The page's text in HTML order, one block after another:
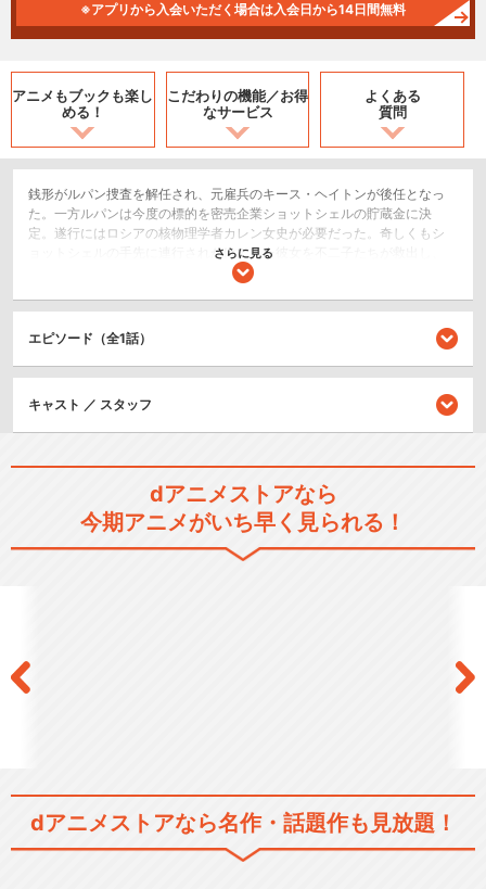
※アプリから入会いただく場合は入会日から14日間無料
アニメもブックも楽し
める！
こだわりの機能／お得
なサービス
よくある
質問
銭形がルパン捜査を解任され、元雇兵のキース・ヘイトンが後任となっ
た。一方ルパンは今度の標的を密売企業ショットシェルの貯蔵金に決
定。遂行にはロシアの核物理学者カレン女史が必要だった。奇しくもシ
ョットシェルの手先に連行されかけていた彼女を不二子たちが救出し、
予めロシアの原潜イワノフを奪取していたルパンたちと共に進水。この
を殺した相手だと看破する。そんな中ルパンの予想通りに、ショットシ
ェルのボスであるジョン・クローズからイワノフへ入電。やがて面談し
たジョンは、ルパンの腕を見込んで核兵器の強奪を依頼する。ジョンの
目的は世界規模の戦争を起こさせ、利潤を得ることにあった。その頃、
迫っていた……！
ドラマ/青春
シリーズ／関連のアニメ作品
ルパン三世 PARTⅢ
さらに見る
エピソード（全1話）
キャスト ／ スタッフ
dアニメストアなら
今期アニメがいち早く見られる！
dアニメストアなら名作・話題作も見放題！